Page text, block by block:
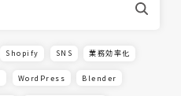
Shopify SNS 業務効率化
WordPress Blender